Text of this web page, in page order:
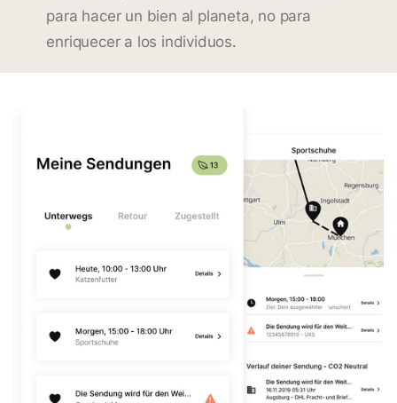
para hacer un bien al planeta, no para
enriquecer a los individuos.